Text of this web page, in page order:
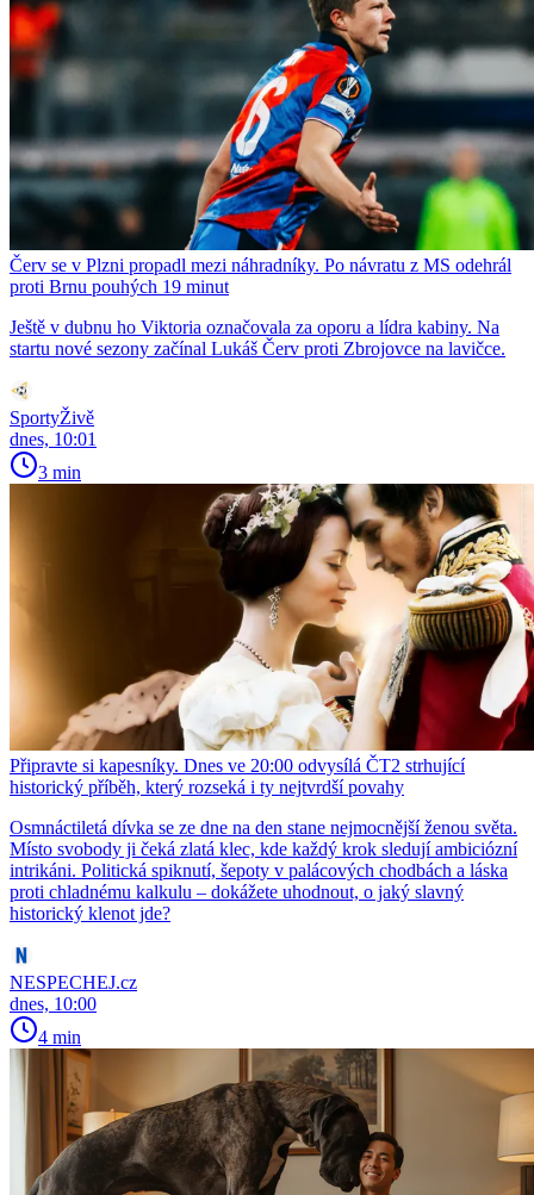
Červ se v Plzni propadl mezi náhradníky. Po návratu z MS odehrál
proti Brnu pouhých 19 minut
Ještě v dubnu ho Viktoria označovala za oporu a lídra kabiny. Na
startu nové sezony začínal Lukáš Červ proti Zbrojovce na lavičce.
SportyŽivě
dnes, 10:01
3 min
Připravte si kapesníky. Dnes ve 20:00 odvysílá ČT2 strhující
historický příběh, který rozseká i ty nejtvrdší povahy
Osmnáctiletá dívka se ze dne na den stane nejmocnější ženou světa.
Místo svobody ji čeká zlatá klec, kde každý krok sledují ambiciózní
intrikáni. Politická spiknutí, šepoty v palácových chodbách a láska
proti chladnému kalkulu – dokážete uhodnout, o jaký slavný
historický klenot jde?
NESPECHEJ.cz
dnes, 10:00
4 min